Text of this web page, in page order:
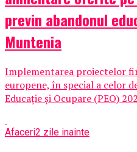
previn abandonul
Muntenia
Implementarea proiectelor
europene, în special a celor
Educație și Ocupare (PEO)
Afaceri2 zile inainte